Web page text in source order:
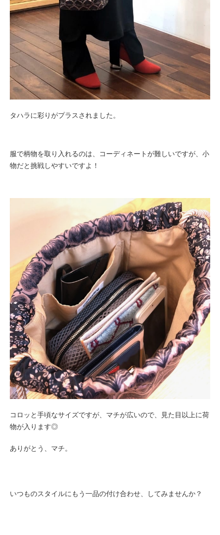
タハラに彩りがプラスされました。
服で柄物を取り入れるのは、コーディネートが難しいですが、小
物だと挑戦しやすいですよ！
コロッと手頃なサイズですが、マチが広いので、見た目以上に荷
物が入ります◎
ありがとう、マチ。
いつものスタイルにもう一品の付け合わせ、してみませんか？